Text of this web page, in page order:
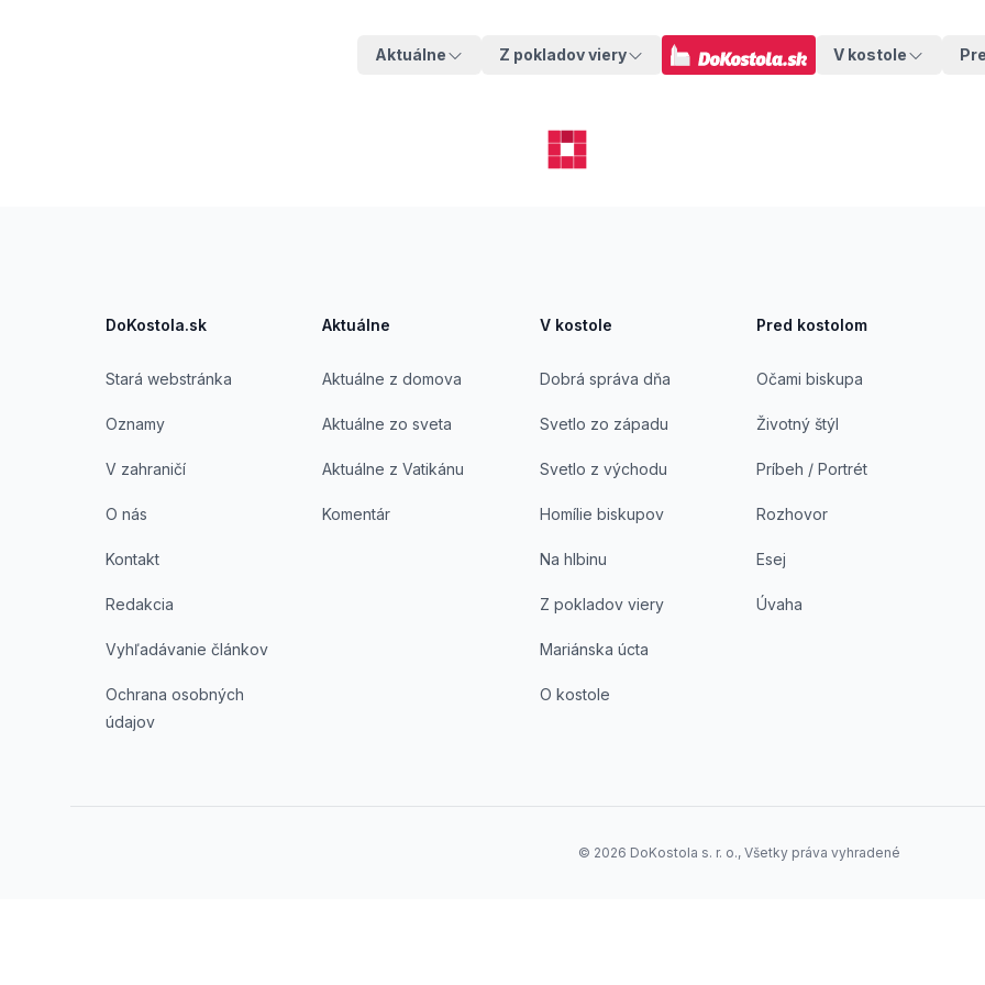
Aktuálne Z pokladov viery V kostole
DoKostola.sk
Stará webstránka
Oznamy
V zahraničí
O nás
Kontakt
Redakcia
Vyhľadávanie článkov
Ochrana osobných
údajov
Aktuálne
Aktuálne z domova
Aktuálne zo sveta
Aktuálne z Vatikánu
Komentár
V kostole
Dobrá správa dňa
Svetlo zo západu
Svetlo z východu
Homílie biskupov
Na hlbinu
Z pokladov viery
Mariánska úcta
O kostole
Pred kostolom
Očami biskupa
Životný štýl
Príbeh / Portrét
Rozhovor
Esej
Úvaha
© 2026 DoKostola s. r. o., Všetky práva vyhradené